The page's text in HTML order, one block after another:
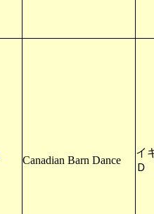
Canadian Barn Dance
イ
Ｄ